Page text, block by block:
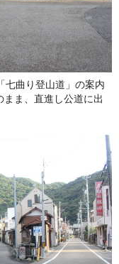
七曲り登山道」の案内
ま、直進し公道に出